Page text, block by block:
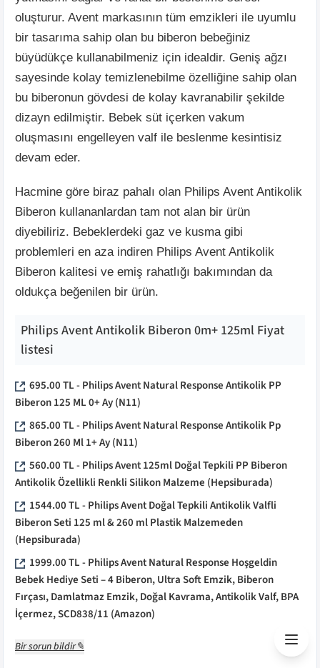
oluşturur. Avent markasının tüm emzikleri ile uyumlu
bir tasarıma sahip olan bu biberon bebeğiniz
büyüdükçe kullanabilmeniz için idealdir. Geniş ağzı
sayesinde kolay temizlenebilme özelliğine sahip olan
bu biberonun gövdesi de kolay kavranabilir şekilde
dizayn edilmiştir. Bebek süt içerken vakum
oluşmasını engelleyen valf ile beslenme kesintisiz
devam eder.
Hacmine göre biraz pahalı olan Philips Avent Antikolik
Biberon kullananlardan tam not alan bir ürün
diyebiliriz. Bebeklerdeki gaz ve kusma gibi
problemleri en aza indiren Philips Avent Antikolik
Biberon kalitesi ve emiş rahatlığı bakımından da
oldukça beğenilen bir ürün.
Philips Avent Antikolik Biberon 0m+ 125ml Fiyat
listesi
695.00TL -Philips Avent Natural Response Antikolik PP
Biberon 125 ML 0+ Ay(N11)
865.00TL -Philips Avent Natural Response Antikolik Pp
Biberon 260 Ml 1+ Ay(N11)
560.00TL -Philips Avent 125ml Doğal Tepkili PP Biberon
Antikolik Özellikli Renkli Silikon Malzeme (Hepsiburada)
1544.00TL -Philips Avent Doğal Tepkili Antikolik Valfli
Biberon Seti 125 ml & 260 ml Plastik Malzemeden
(Hepsiburada)
1999.00TL -Philips Avent Natural Response Hoşgeldin
Bebek Hediye Seti – 4 Biberon, Ultra Soft Emzik, Biberon
Fırçası, Damlatmaz Emzik, Doğal Kavrama, Antikolik Valf, BPA
İçermez, SCD838/11 (Amazon)
Bir sorun bildir✎